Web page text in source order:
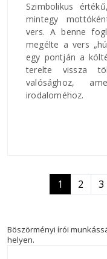
Szimbolikus
mintegy
vers. A benne
megélte a vers
egy pontján a
terelte vissza
valósághoz,
irodaloméhoz.
Oldalszámozás
1 2 3
Böszörményi írói
helyen.